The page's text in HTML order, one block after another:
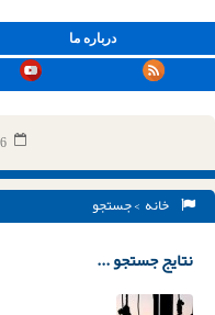
درباره ما
خانه > جستجو
نتایج جستجو ...